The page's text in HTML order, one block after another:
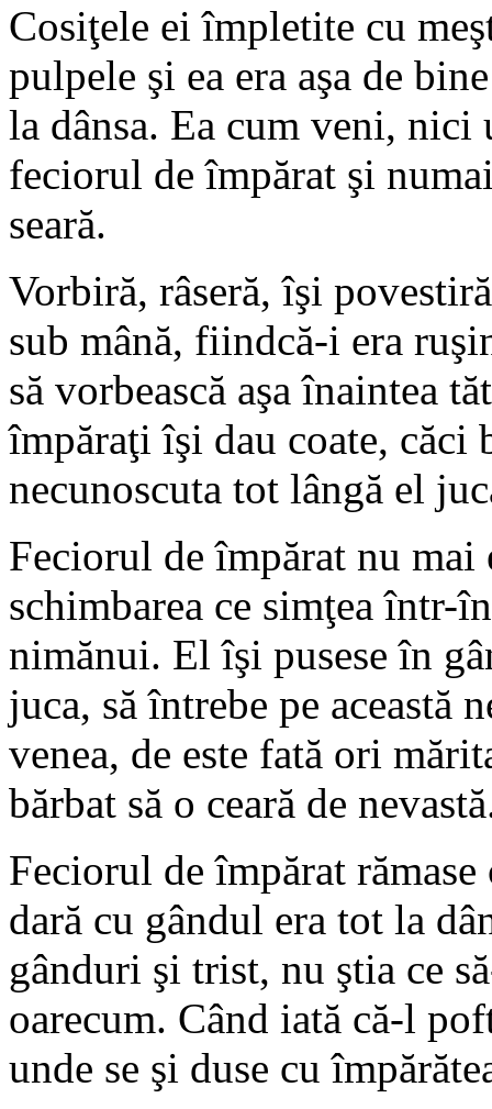
Cosiţele ei împletite cu
pulpele şi ea era aşa de
la dânsa. Ea cum veni, nici
feciorul de împărat şi
seară.
Vorbiră, râseră, îşi
sub mână, fiindcă-i era
să vorbească aşa înaintea
împăraţi îşi dau coate, căci
necunoscuta tot lângă el
Feciorul de împărat nu mai
schimbarea ce simţea într-
nimănui. El îşi pusese în
juca, să întrebe pe această
venea, de este fată ori
bărbat să o ceară de
Feciorul de împărat rămase
dară cu gândul era tot la
gânduri şi trist, nu ştia ce
oarecum. Când iată că-l
unde se şi duse cu